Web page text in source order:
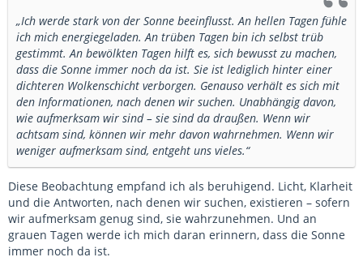
„Ich werde stark von der Sonne beeinflusst. An hellen Tagen fühle
ich mich energiegeladen. An trüben Tagen bin ich selbst trüb
gestimmt. An bewölkten Tagen hilft es, sich bewusst zu machen,
dass die Sonne immer noch da ist. Sie ist lediglich hinter einer
dichteren Wolkenschicht verborgen. Genauso verhält es sich mit
den Informationen, nach denen wir suchen. Unabhängig davon,
wie aufmerksam wir sind – sie sind da draußen. Wenn wir
achtsam sind, können wir mehr davon wahrnehmen. Wenn wir
weniger aufmerksam sind, entgeht uns vieles.“
Diese Beobachtung empfand ich als beruhigend. Licht, Klarheit
und die Antworten, nach denen wir suchen, existieren – sofern
wir aufmerksam genug sind, sie wahrzunehmen. Und an
grauen Tagen werde ich mich daran erinnern, dass die Sonne
immer noch da ist.